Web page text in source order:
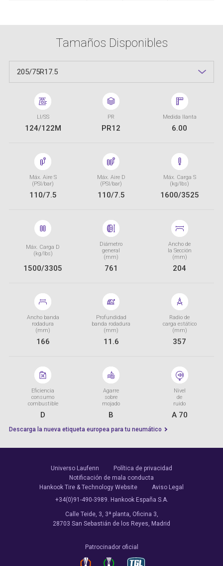
Tamaños Disponibles
205/75R17.5
LI/SS
124/122M
PR
PR12
Medida llanta
6.00
Máx. Aire S
(PSI/bar)
110/7.5
Máx. Aire D
(PSI/bar)
110/7.5
Máx. Carga S
(kg/lbs)
1600/3525
Máx. Carga D
(kg/lbs)
1500/3305
Diámetro
general
(mm)
761
Ancho de
la Sección
(mm)
204
Ancho banda
rodadura
(mm)
166
Profundidad
banda rodadura
(mm)
11.6
Radio de
carga estático
(mm)
357
Eficiencia
consumo
combustible
D
Agarre
sobre
mojado
B
Nivel
de
ruido
A 70
Descarga la nueva etiqueta europea para tu neumático
Universo Laufenn
Política de privacidad
Notificación de mala conducta
Hankook Tire & Technology Website
Aviso Legal
+34(0)91-490-3989. Hankook España S.A.
Calle Teide, 3, 3ª planta, Oficina 3,
28703 San Sebastián de los Reyes, Madrid
Patrocinador oficial